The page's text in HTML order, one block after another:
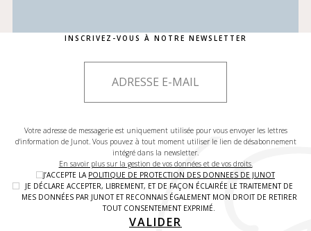
INSCRIVEZ-VOUS À NOTRE NEWSLETTER
Votre adresse de messagerie est uniquement utilisée pour vous envoyer les lettres
d'information de Junot. Vous pouvez à tout moment utiliser le lien de désabonnement
intégré dans la newsletter.
En savoir plus sur la gestion de vos données et de vos droits.
J’ACCEPTE LA POLITIQUE DE PROTECTION DES DONNEES DE JUNOT
JE DÉCLARE ACCEPTER, LIBREMENT, ET DE FAÇON ÉCLAIRÉE LE TRAITEMENT DE
MES DONNÉES PAR JUNOT ET RECONNAIS ÉGALEMENT MON DROIT DE RETIRER
TOUT CONSENTEMENT EXPRIMÉ.
VALIDER